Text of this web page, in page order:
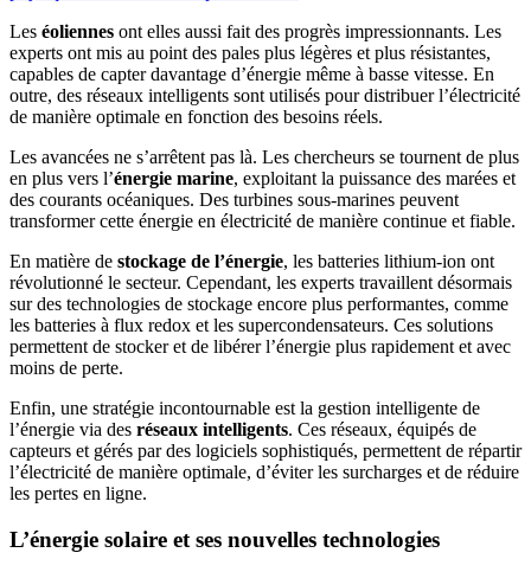
Les éoliennes ont elles aussi fait des progrès impressionnants. Les
experts ont mis au point des pales plus légères et plus résistantes,
capables de capter davantage d’énergie même à basse vitesse. En
outre, des réseaux intelligents sont utilisés pour distribuer l’électricité
de manière optimale en fonction des besoins réels.
Les avancées ne s’arrêtent pas là. Les chercheurs se tournent de plus
en plus vers l’énergie marine, exploitant la puissance des marées et
des courants océaniques. Des turbines sous-marines peuvent
transformer cette énergie en électricité de manière continue et fiable.
En matière de stockage de l’énergie, les batteries lithium-ion ont
révolutionné le secteur. Cependant, les experts travaillent désormais
sur des technologies de stockage encore plus performantes, comme
les batteries à flux redox et les supercondensateurs. Ces solutions
permettent de stocker et de libérer l’énergie plus rapidement et avec
moins de perte.
Enfin, une stratégie incontournable est la gestion intelligente de
l’énergie via des réseaux intelligents. Ces réseaux, équipés de
capteurs et gérés par des logiciels sophistiqués, permettent de répartir
l’électricité de manière optimale, d’éviter les surcharges et de réduire
les pertes en ligne.
L’énergie solaire et ses nouvelles technologies